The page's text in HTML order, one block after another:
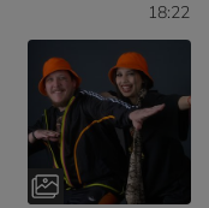
18:22